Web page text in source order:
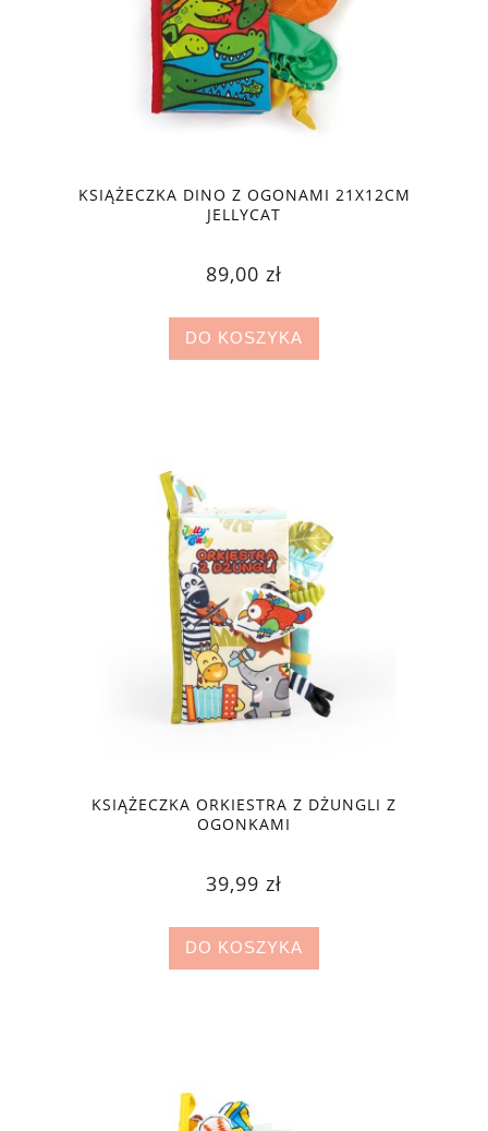
KSIĄŻECZKA DINO Z OGONAMI 21X12CM
JELLYCAT
89,00 zł
DO KOSZYKA
KSIĄŻECZKA ORKIESTRA Z DŻUNGLI Z
OGONKAMI
39,99 zł
DO KOSZYKA